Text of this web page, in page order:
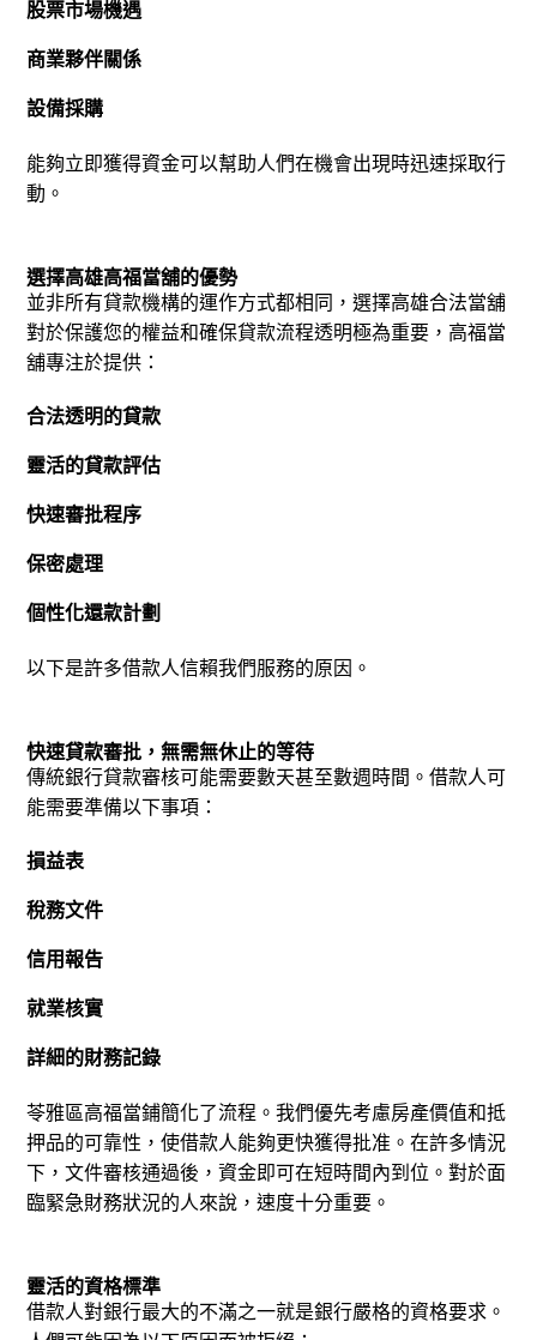
股票市場機遇
商業夥伴關係
設備採購
能夠立即獲得資金可以幫助人們在機會出現時迅速採取行
動。
選擇高雄高福當舖的優勢
並非所有貸款機構的運作方式都相同，選擇高雄合法當舖
對於保護您的權益和確保貸款流程透明極為重要，高福當
舖專注於提供：
合法透明的貸款
靈活的貸款評估
快速審批程序
保密處理
個性化還款計劃
以下是許多借款人信賴我們服務的原因。
快速貸款審批，無需無休止的等待
傳統銀行貸款審核可能需要數天甚至數週時間。借款人可
能需要準備以下事項：
損益表
稅務文件
信用報告
就業核實
詳細的財務記錄
苓雅區高福當鋪簡化了流程。我們優先考慮房產價值和抵
押品的可靠性，使借款人能夠更快獲得批准。在許多情況
下，文件審核通過後，資金即可在短時間內到位。對於面
臨緊急財務狀況的人來說，速度十分重要。
靈活的資格標準
借款人對銀行最大的不滿之一就是銀行嚴格的資格要求。